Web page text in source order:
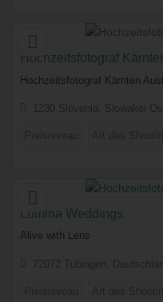
Hochzeitsfotograf
Hochzeitsfotograf Kärnten
1230 Slovenia, Slowakei
Lumina Weddings
Alive with Lens
72072 Tübingen,